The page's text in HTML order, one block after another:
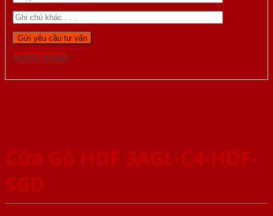
Gọi 0976.169.864
Cửa Gỗ HDF 3AGL-C4-HDF-
SGD